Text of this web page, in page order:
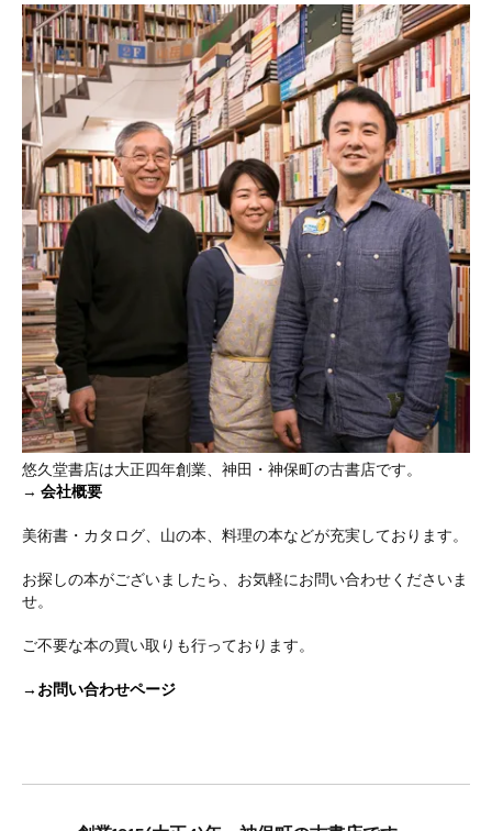
悠久堂書店は大正四年創業、神田・神保町の古書店です。
→ 会社概要
美術書・カタログ、山の本、料理の本などが充実しております。
お探しの本がございましたら、お気軽にお問い合わせくださいま
せ。
ご不要な本の買い取りも行っております。
→お問い合わせページ